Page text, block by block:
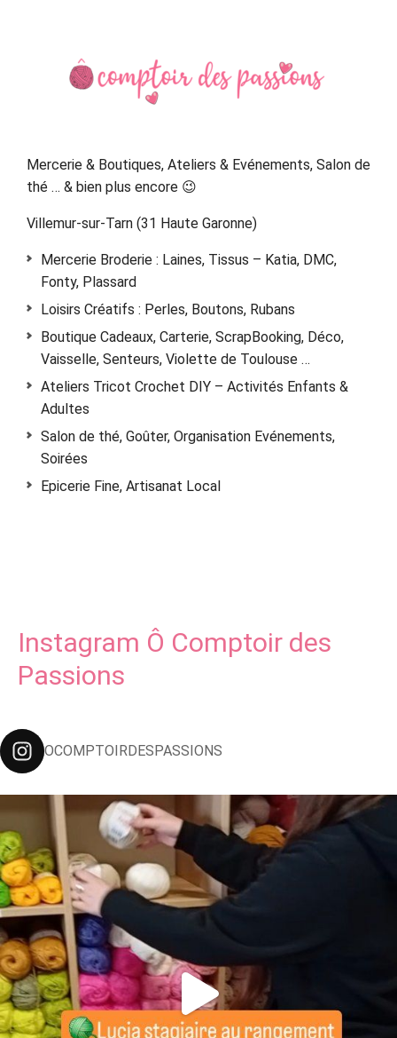
Sidebar
Mercerie & Boutiques, Ateliers & Evénements, Salon de
thé … & bien plus encore 😉
Villemur-sur-Tarn (31 Haute Garonne)
Mercerie Broderie : Laines, Tissus – Katia, DMC,
Fonty, Plassard
Loisirs Créatifs : Perles, Boutons, Rubans
Boutique Cadeaux, Carterie, ScrapBooking, Déco,
Vaisselle, Senteurs, Violette de Toulouse …
Ateliers Tricot Crochet DIY – Activités Enfants &
Adultes
Salon de thé, Goûter, Organisation Evénements,
Soirées
Epicerie Fine, Artisanat Local
Instagram Ô Comptoir des
Passions
OCOMPTOIRDESPASSIONS